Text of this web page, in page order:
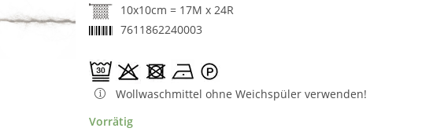
10x10cm = 17M x 24R
7611862240003
Wollwaschmittel ohne Weichspüler verwenden!
Vorrätig